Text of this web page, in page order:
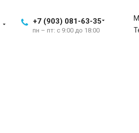
+7 (903) 081-63-35
пн – пт: с 9:00 до 18:00